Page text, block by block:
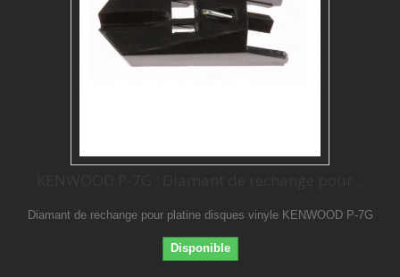
Diamant de rechange pour platine disques vinyle KENWOOD P-7G
Disponible